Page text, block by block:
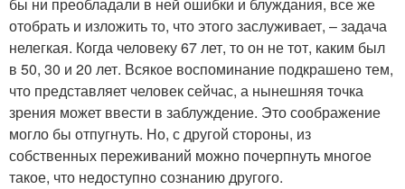
бы ни преобладали в ней ошибки и блуждания, все же
отобрать и изложить то, что этого заслуживает, – задача
нелегкая. Когда человеку 67 лет, то он не тот, каким был
в 50, 30 и 20 лет. Всякое воспоминание подкрашено тем,
что представляет человек сейчас, а нынешняя точка
зрения может ввести в заблуждение. Это соображение
могло бы отпугнуть. Но, с другой стороны, из
собственных переживаний можно почерпнуть многое
такое, что недоступно сознанию другого.